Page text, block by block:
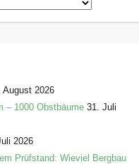
August 2026
– 1000 Obstbäume 31. Juli
2026
Prüfstand: Wieviel Bergbau